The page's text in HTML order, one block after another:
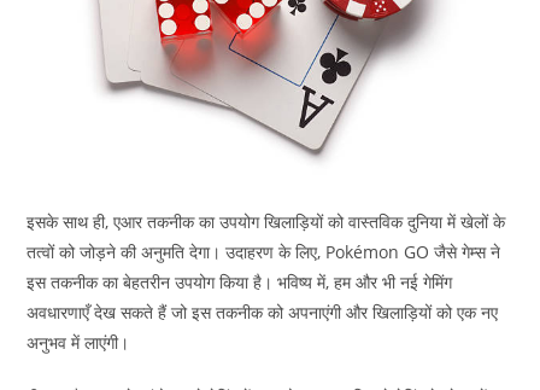
इसके साथ ही, एआर तकनीक का उपयोग खिलाड़ियों को वास्तविक दुनिया में खेलों के
तत्वों को जोड़ने की अनुमति देगा। उदाहरण के लिए, Pokémon GO जैसे गेम्स ने
इस तकनीक का बेहतरीन उपयोग किया है। भविष्य में, हम और भी नई गेमिंग
अवधारणाएँ देख सकते हैं जो इस तकनीक को अपनाएंगी और खिलाड़ियों को एक नए
अनुभव में लाएंगी।